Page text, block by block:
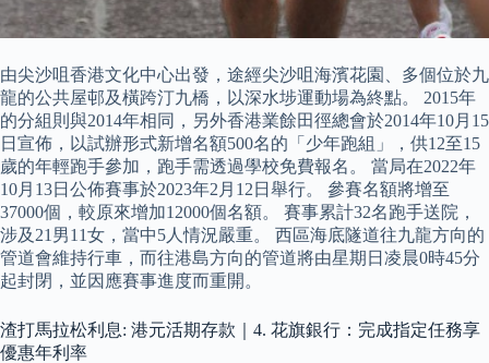
由尖沙咀香港文化中心出發，途經尖沙咀海濱花園、多個位於九
龍的公共屋邨及橫跨汀九橋，以深水埗運動場為終點。 2015年
的分組則與2014年相同，另外香港業餘田徑總會於2014年10月15
日宣佈，以試辦形式新增名額500名的「少年跑組」，供12至15
歲的年輕跑手參加，跑手需透過學校免費報名。 當局在2022年
10月13日公佈賽事於2023年2月12日舉行。 參賽名額將增至
37000個，較原來增加12000個名額。 賽事累計32名跑手送院，
涉及21男11女，當中5人情況嚴重。 西區海底隧道往九龍方向的
管道會維持行車，而往港島方向的管道將由星期日凌晨0時45分
起封閉，並因應賽事進度而重開。
渣打馬拉松利息: 港元活期存款｜4. 花旗銀行：完成指定任務享
優惠年利率